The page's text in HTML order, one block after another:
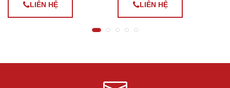
LIÊN HỆ LIÊN HỆ